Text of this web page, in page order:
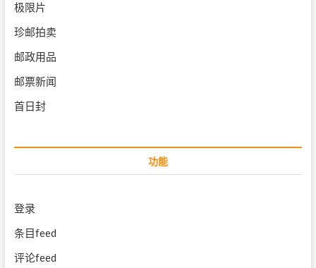
极限片
珍邮拍卖
邮政用品
邮票新闻
首日封
功能
登录
条目feed
评论feed